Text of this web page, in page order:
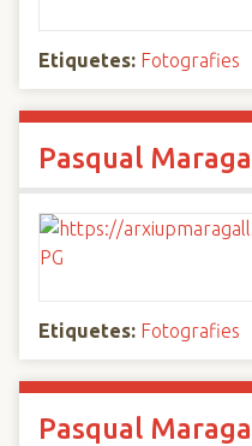
Etiquetes: Fotografies
Pasqual
Etiquetes: Fotografies
Pasqual